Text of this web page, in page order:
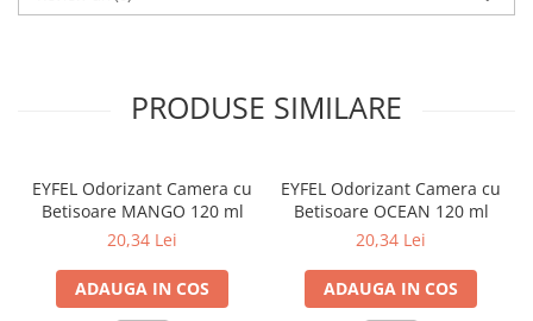
PRODUSE SIMILARE
EYFEL Odorizant Camera cu
Betisoare MANGO 120 ml
20,34 Lei
ADAUGA IN COS
EYFEL Odorizant Camera cu
Betisoare OCEAN 120 ml
20,34 Lei
ADAUGA IN COS